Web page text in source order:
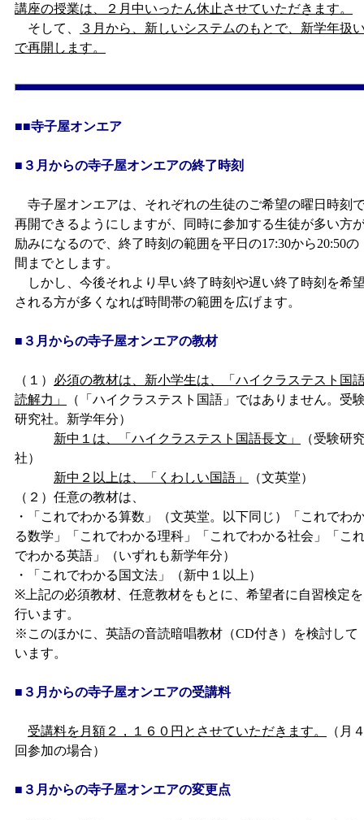
講座の授業は、２月中いったん休止させていただきます。
そして、
３月から、新しいシステムのもとで、新学年扱
で再開します。
■■寺子屋オンエア
■３月からの寺子屋オンエアの終了時刻
寺子屋オンエアは、それぞれの生徒のご希望の曜日時刻
再開できるようにしますが、同時に参加する生徒が多い方
励みになるので、終了時刻の範囲を平日の17:30から20:50の
間までとします。
しかし、今後それより早い終了時刻や遅い終了時刻を希
される方が多くなれば時間帯の範囲を広げます。
■３月からの寺子屋オンエアの教材
（１） 必須の教材は、新小学生は、「ハイクラステスト国
読解力」
（「ハイクラステスト国語」ではありません。受
研究社。新学年分）
新中１は、「ハイクラステスト国語長文」
（受験研
社）
新中２以上は、「くわしい国語」
（文英堂）
（２）任意の教材は、
・「これでわかる算数」（文英堂。以下同じ）「これでわ
る数学」「これでわかる理科」「これでわかる社会」「こ
でわかる英語」（いずれも新学年分）
・「これでわかる国文法」（新中１以上）
※上記の必須教材、任意教材をもとに、希望者に自習検定を
行います。
※このほかに、英語の音読暗唱教材（CD付き）を検討して
います。
■３月からの寺子屋オンエアの受講料
受講料を月額２，１６０円とさせていただきます。
（月
回参加の場合）
■３月からの寺子屋オンエアの変更点